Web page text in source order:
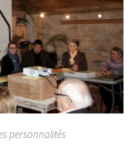
personnalités